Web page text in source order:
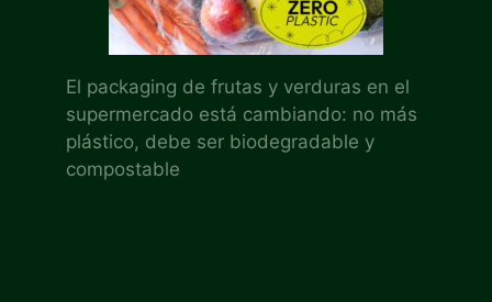
El packaging de frutas y verduras en el
supermercado está cambiando: no más
plástico, debe ser biodegradable y
compostable